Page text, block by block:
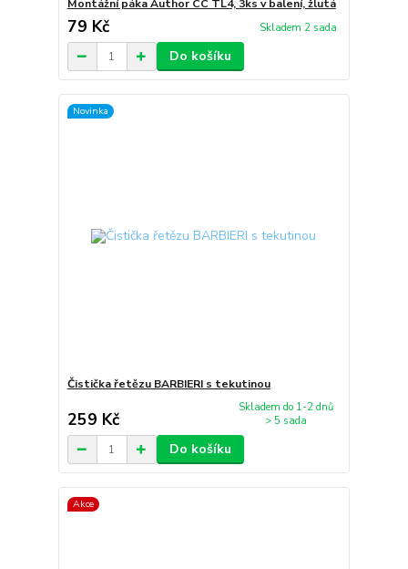
Montážní páka Author CC TL4, 3ks v balení, žlutá
79 Kč Skladem 2 sada
Do košíku
Novinka
Čistička řetězu BARBIERI s tekutinou
259 Kč
Skladem do 1-2 dnů
> 5 sada
Do košíku
Akce